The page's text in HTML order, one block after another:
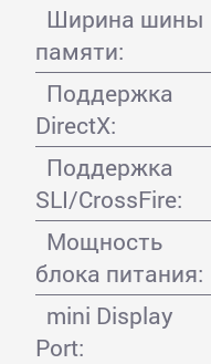
Ширина шины
памяти:
Поддержка
DirectX:
Поддержка
SLI/CrossFire:
Мощность
блока питания:
mini Display
Port: